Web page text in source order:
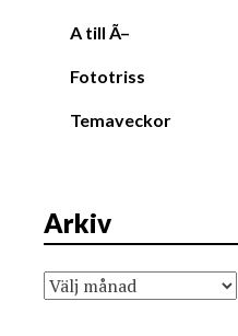
A till Ã–
Fototriss
Temaveckor
Arkiv
Arkiv